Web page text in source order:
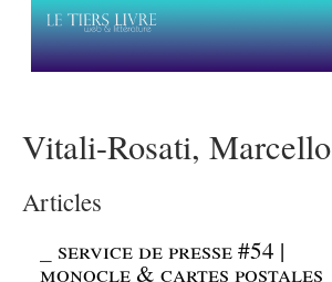
Vitali-Rosati, Marcello
Articles
service de presse #54 |
monocle & cartes postales